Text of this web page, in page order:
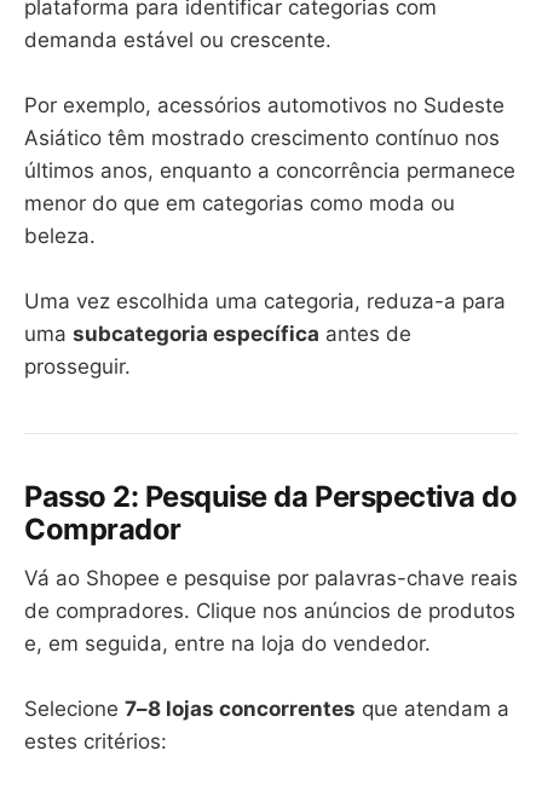
plataforma para identificar categorias com
demanda estável ou crescente.
Por exemplo, acessórios automotivos no Sudeste
Asiático têm mostrado crescimento contínuo nos
últimos anos, enquanto a concorrência permanece
menor do que em categorias como moda ou
beleza.
Uma vez escolhida uma categoria, reduza-a para
uma subcategoria específica antes de
prosseguir.
Passo 2: Pesquise da Perspectiva do
Comprador
Vá ao Shopee e pesquise por palavras-chave reais
de compradores. Clique nos anúncios de produtos
e, em seguida, entre na loja do vendedor.
Selecione 7–8 lojas concorrentes que atendam a
estes critérios: